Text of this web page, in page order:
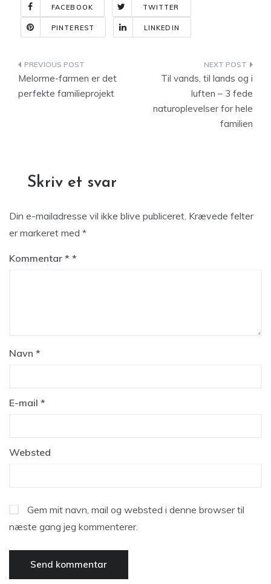
FACEBOOK TWITTER
PINTEREST LINKEDIN
Indlægsnavigation
Melorme-farmen er det
perfekte familieprojekt
Til vands, til lands og i
luften – 3 fede
naturoplevelser for hele
familien
Skriv et svar
Din e-mailadresse vil ikke blive publiceret. Krævede felter
er markeret med *
Kommentar *
Navn *
E-mail *
Websted
Gem mit navn, mail og websted i denne browser til
næste gang jeg kommenterer.